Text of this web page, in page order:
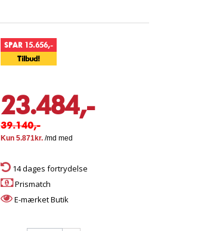
SPAR 15.656,-
Tilbud!
23.484,-
39.140,-
14 dages fortrydelse
Prismatch
E-mærket Butik